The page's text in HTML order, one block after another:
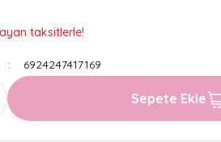
taksitlerle!
6924247417169
Sepete Ekle